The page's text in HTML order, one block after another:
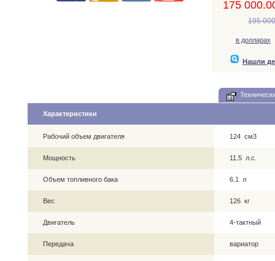
175
195
в долларах
Нашли
Характеристики
Рабочий объем двигателя 124 см3
Мощность 11.5 л.с.
Объем топливного бака 6.1 л
Вес 126 кг
Двигатель 4-тактный
Передача вариатор